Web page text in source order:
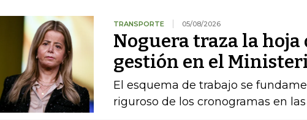
TRANSPORTE 05/08/2026
Noguera traza la hoja
gestión en el
El esquema de trabajo se
riguroso de los cronogramas en